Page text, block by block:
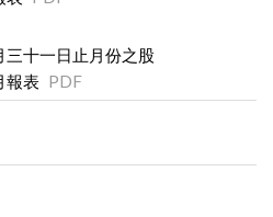
三十一日止月份之股
報表 PDF